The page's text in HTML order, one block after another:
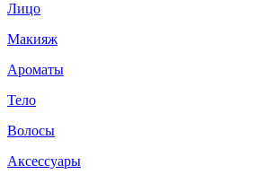
Лицо
Макияж
Ароматы
Тело
Волосы
Аксессуары